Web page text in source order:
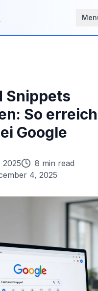
Snippets
So
Google
2025
8 min read
4, 2025